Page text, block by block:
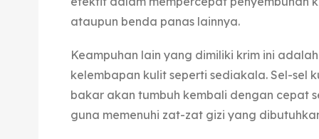
ataupun benda panas lainnya.
Keampuhan lain yang dimiliki krim ini
kelembapan kulit seperti sediakala. Sel-sel
bakar akan tumbuh kembali dengan cepat
guna memenuhi zat-zat gizi yang